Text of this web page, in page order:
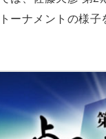
ーナメントの様